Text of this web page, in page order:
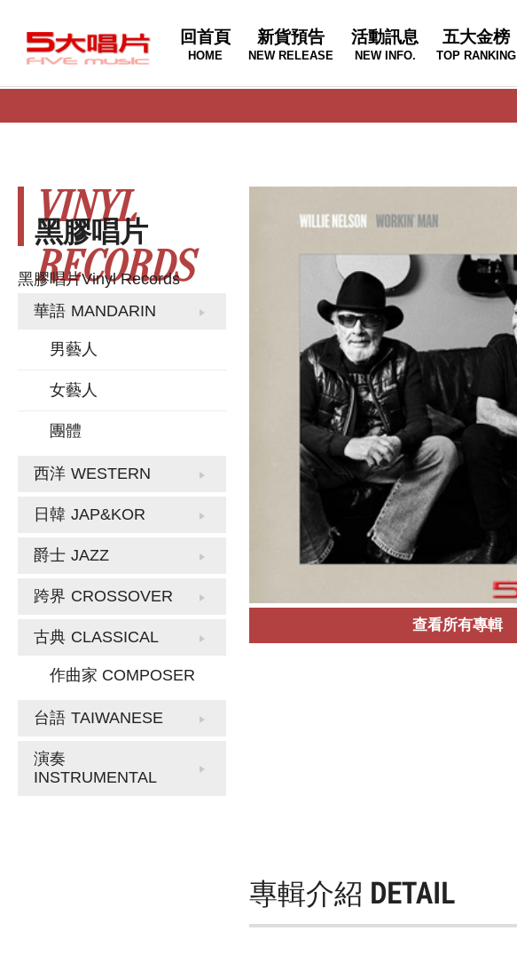
回首頁
HOME
新貨預告
NEW RELEASE
活動訊息
NEW INFO.
五大金榜
TOP RANKING
黑膠唱片
VINYL
RECORDS
黑膠唱片Vinyl Records
華語 MANDARIN
男藝人
女藝人
團體
西洋 WESTERN
日韓 JAP&KOR
爵士 JAZZ
跨界 CROSSOVER
古典 CLASSICAL
作曲家 COMPOSER
台語 TAIWANESE
演奏
INSTRUMENTAL
查看所有專輯
專輯介紹 DETAIL